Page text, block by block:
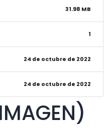
31.98 MB
1
24 de octubre de 2022
24 de octubre de 2022